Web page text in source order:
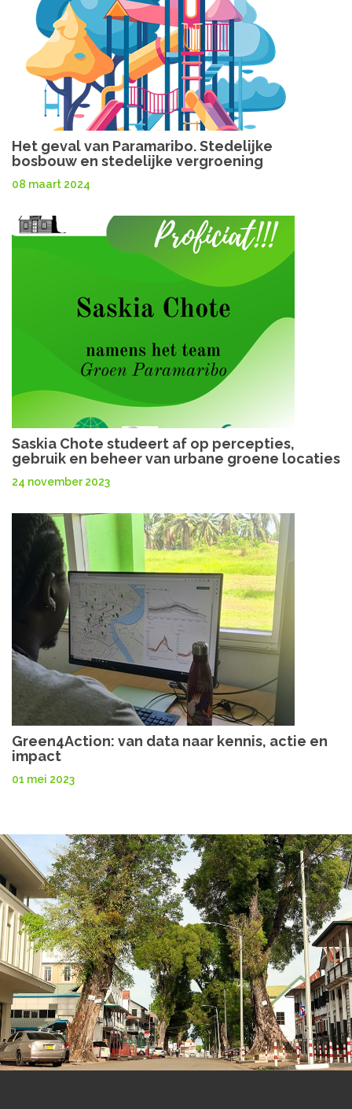
Het geval van Paramaribo. Stedelijke
bosbouw en stedelijke vergroening
08 maart 2024
Saskia Chote studeert af op percepties,
gebruik en beheer van urbane groene locaties
24 november 2023
Green4Action: van data naar kennis, actie en
impact
01 mei 2023